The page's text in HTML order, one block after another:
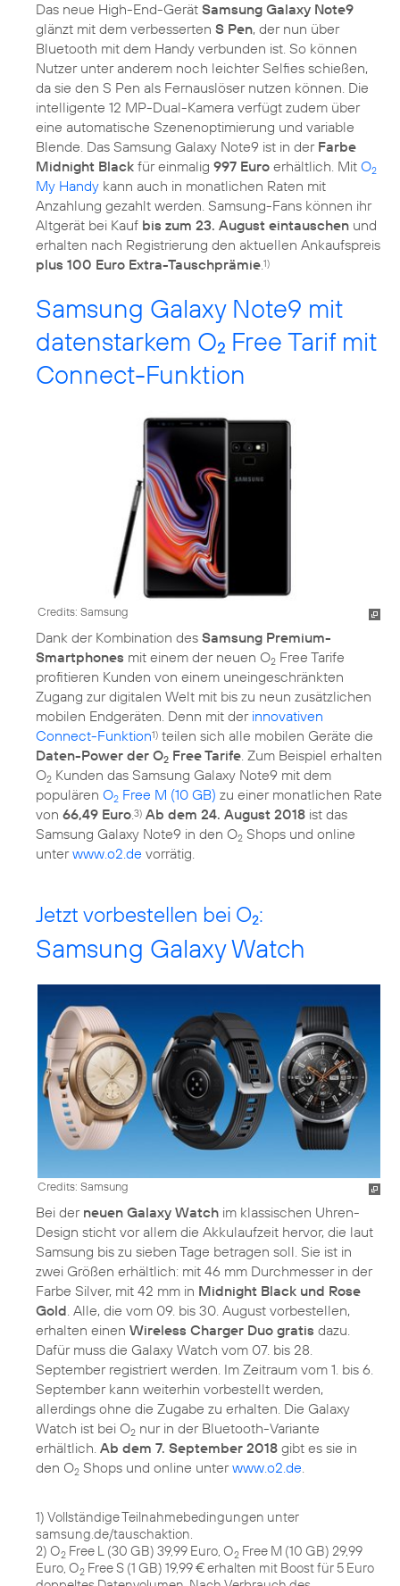
Das neue High-End-Gerät Samsung Galaxy Note9
glänzt mit dem verbesserten S Pen, der nun über
Bluetooth mit dem Handy verbunden ist. So können
Nutzer unter anderem noch leichter Selfies schießen,
da sie den S Pen als Fernauslöser nutzen können. Die
intelligente 12 MP-Dual-Kamera verfügt zudem über
eine automatische Szenenoptimierung und variable
Blende. Das Samsung Galaxy Note9 ist in der Farbe
Midnight Black für einmalig 997 Euro erhältlich. Mit O2
My Handy kann auch in monatlichen Raten mit
Anzahlung gezahlt werden. Samsung-Fans können ihr
Altgerät bei Kauf bis zum 23. August eintauschen und
erhalten nach Registrierung den aktuellen Ankaufspreis
plus 100 Euro Extra-Tauschprämie 1)
Samsung Galaxy Note9 mit
datenstarkem O2 Free Tarif mit
Connect-Funktion
Credits: Samsung
Dank der Kombination des Samsung Premium-
Smartphones mit einem der neuen O2 Free Tarife
profitieren Kunden von einem uneingeschränkten
Zugang zur digitalen Welt mit bis zu neun zusätzlichen
mobilen Endgeräten. Denn mit der innovativen
Connect-Funktion1) teilen sich alle mobilen Geräte die
Daten-Power der O2 Free Tarife. Zum Beispiel erhalten
O2 Kunden das Samsung Galaxy Note9 mit dem
populären O2 Free M (10 GB) zu einer monatlichen Rate
von 66,49 Euro.3) Ab dem 24. August 2018 ist das
Samsung Galaxy Note9 in den O2 Shops und online
unterwww.o2.de vorrätig.
Jetzt vorbestellen bei O2:
Samsung Galaxy Watch
Credits: Samsung
Bei der neuen Galaxy Watch im klassischen Uhren-
Design sticht vor allem die Akkulaufzeit hervor, die laut
Samsung bis zu sieben Tage betragen soll. Sie ist in
zwei Größen erhältlich: mit 46 mm Durchmesser in der
Farbe Silver, mit 42 mm in Midnight Black und Rose
Gold . Alle, die vom 09. bis 30. August vorbestellen,
erhalten einen Wireless Charger Duo gratis dazu.
Dafür muss die Galaxy Watch vom 07. bis 28.
September registriert werden. Im Zeitraum vom 1. bis 6.
September kann weiterhin vorbestellt werden,
allerdings ohne die Zugabe zu erhalten. Die Galaxy
Watch ist bei O2 nur in der Bluetooth-Variante
erhältlich. Ab dem 7. September 2018 gibt es sie in
den O2 Shops und online unterwww.o2.de
1) Vollständige Teilnahmebedingungen unter
samsung.de/tauschaktion.
2) O2 Free L (30 GB) 39,99 Euro, O2 Free M (10 GB) 29,99
Euro, O2 Free S (1 GB) 19,99 € erhalten mit Boost für 5 Euro